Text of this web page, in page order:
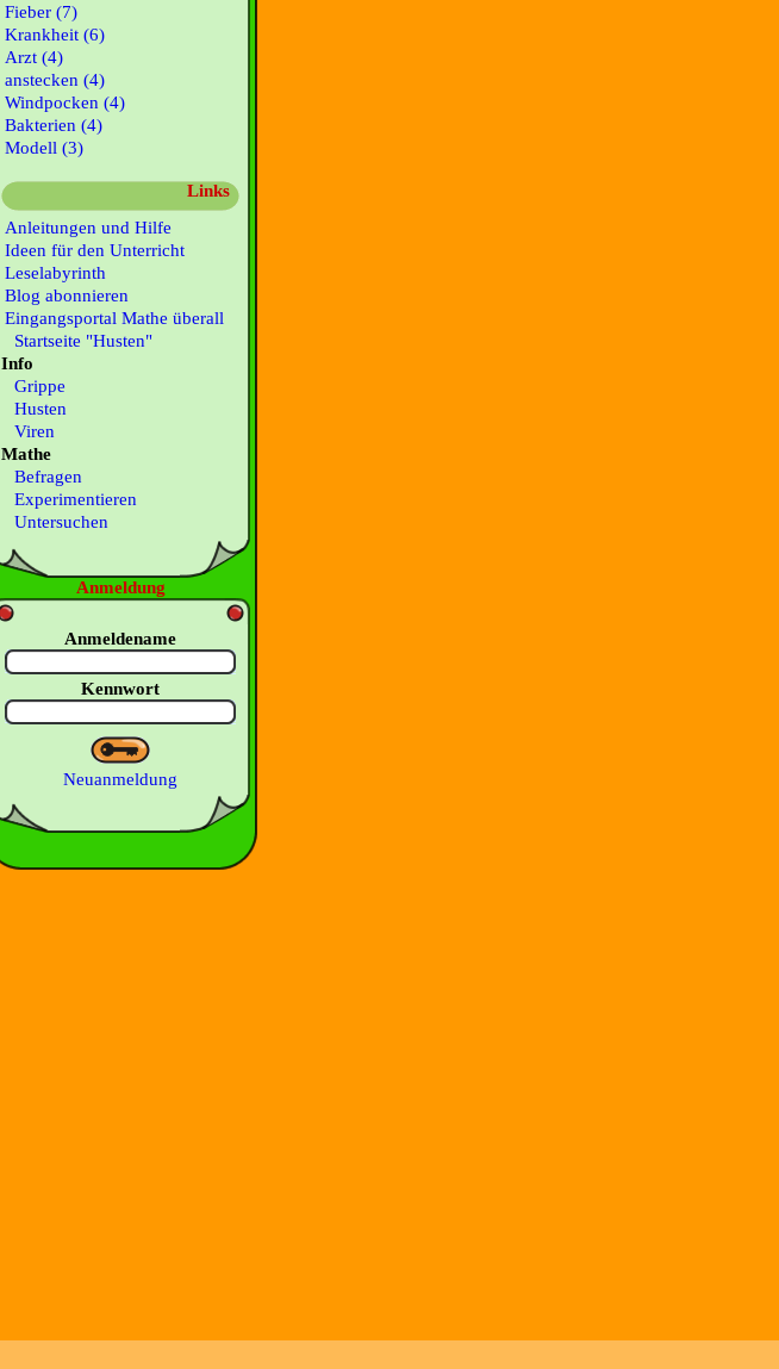
Fieber (7)
Krankheit (6)
Arzt (4)
anstecken (4)
Windpocken (4)
Bakterien (4)
Modell (3)
Links
Anleitungen und Hilfe
Ideen für den Unterricht
Leselabyrinth
Blog abonnieren
Eingangsportal Mathe überall
Startseite "Husten"
Info
Grippe
Husten
Viren
Mathe
Befragen
Experimentieren
Untersuchen
Anmeldung
Anmeldename
Kennwort
Neuanmeldung